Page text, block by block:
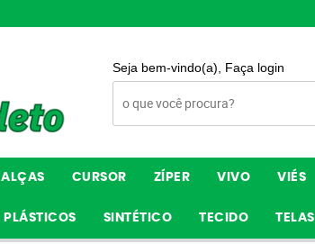
Seja bem-vindo(a), Faça login
ALÇAS CURSOR ZÍPER VIVO VIÉS
PLÁSTICOS SINTÉTICO TECIDO TELAS